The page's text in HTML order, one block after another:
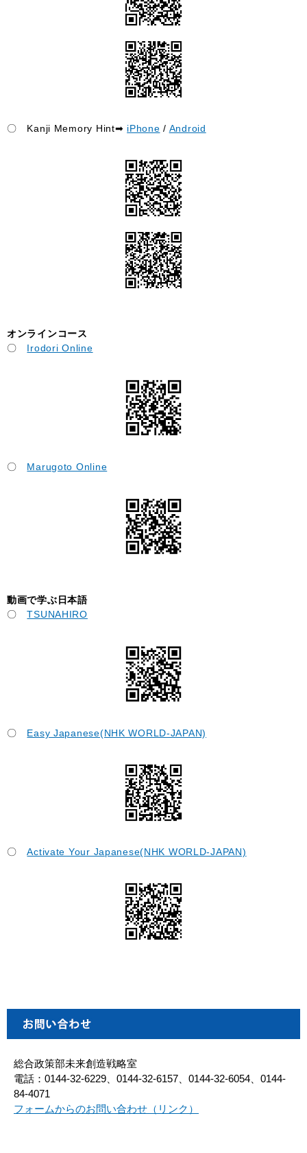
〇 Kanji Memory Hint➡ iPhone / Android
オンラインコース
〇 Irodori Online
〇 Marugoto Online
動画で学ぶ日本語
〇TSUNAHIRO
〇 Easy Japanese(NHK WORLD-JAPAN)
〇Activate Your Japanese(NHK WORLD-JAPAN)
総合政策部未来創造戦略室
電話：0144-32-6229、0144-32-6157、0144-32-6054、0144-
84-4071
フォームからのお問い合わせ（リンク）